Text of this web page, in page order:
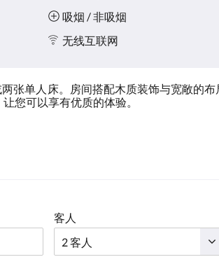
吸烟 / 非吸烟
无线互联网
张单人床。房间搭配木质装饰与宽敞的
您可以享有优质的体验。
客人